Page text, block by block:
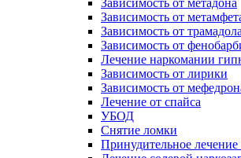
Зависимость от метадона
Зависимость от
Зависимость от трамадола
Зависимость от
Лечение наркомании
Зависимость от лирики
Зависимость от
Лечение от спайса
УБОД
Снятие ломки
Принудительное